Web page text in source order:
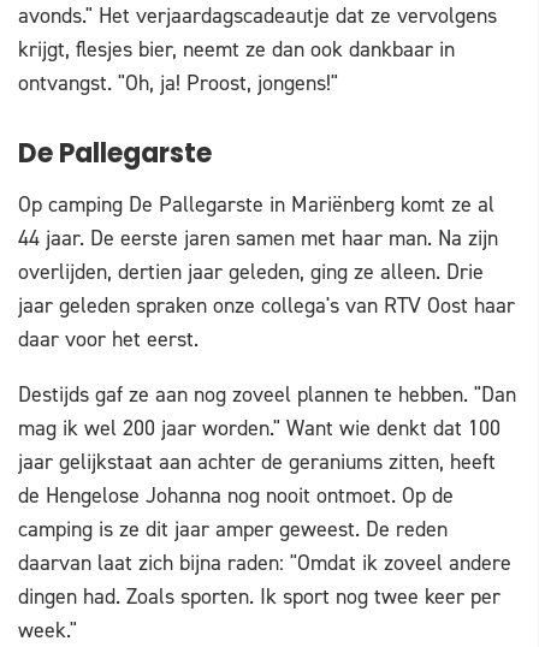
avonds." Het verjaardagscadeautje dat ze vervolgens
krijgt, flesjes bier, neemt ze dan ook dankbaar in
ontvangst. "Oh, ja! Proost, jongens!"
De Pallegarste
Op camping De Pallegarste in Mariënberg komt ze al
44 jaar. De eerste jaren samen met haar man. Na zijn
overlijden, dertien jaar geleden, ging ze alleen. Drie
jaar geleden spraken onze collega's van RTV Oost haar
daar voor het eerst.
Destijds gaf ze aan nog zoveel plannen te hebben. "Dan
mag ik wel 200 jaar worden." Want wie denkt dat 100
jaar gelijkstaat aan achter de geraniums zitten, heeft
de Hengelose Johanna nog nooit ontmoet. Op de
camping is ze dit jaar amper geweest. De reden
daarvan laat zich bijna raden: "Omdat ik zoveel andere
dingen had. Zoals sporten. Ik sport nog twee keer per
week."